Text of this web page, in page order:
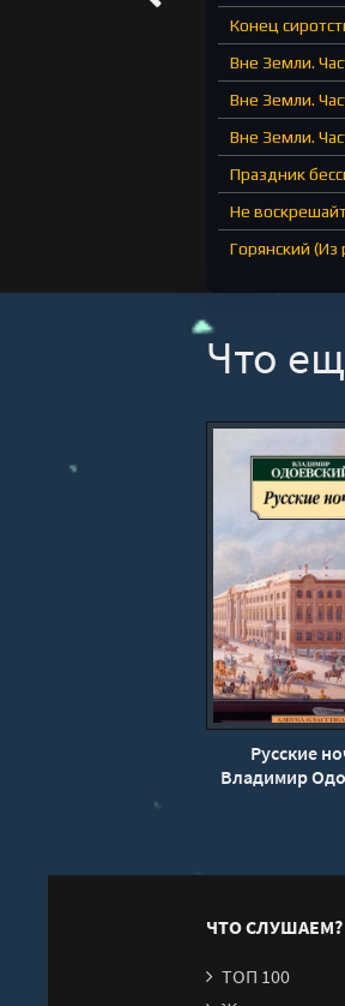
Конец
Вне Земли.
Вне Земли.
Вне Земли.
Праздник
Не
Горянский (Из
Время
Что
Русские
Владимир
ЧТО СЛУШАЕМ?
ТОП 100